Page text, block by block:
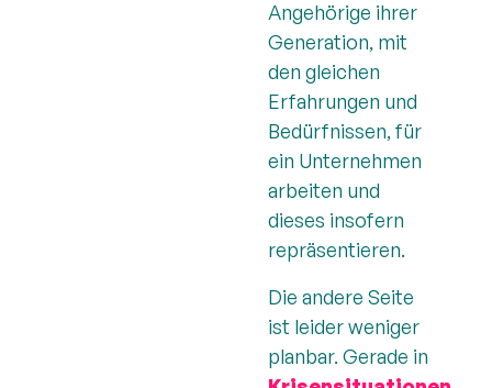
Angehörige ihrer
Generation, mit
den gleichen
Erfahrungen und
Bedürfnissen, für
ein Unternehmen
arbeiten und
dieses insofern
repräsentieren.
Die andere Seite
ist leider weniger
planbar. Gerade in